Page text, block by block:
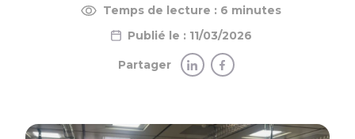
Temps de lecture : 6 minutes
Publié le : 11/03/2026
Partager